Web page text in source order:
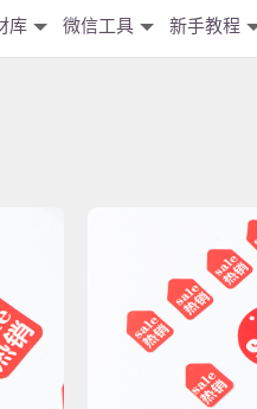
库 微信工具 新手教程